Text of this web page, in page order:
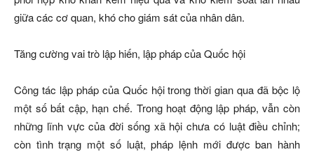
giữa các cơ quan, khó cho giám sát của nhân dân.
Tăng cường vai trò lập hiến, lập pháp của Quốc hội
Công tác lập pháp của Quốc hội trong thời gian qua đã bộc lộ
một số bất cập, hạn chế. Trong hoạt động lập pháp, vẫn còn
những lĩnh vực của đời sống xã hội chưa có luật điều chỉnh;
còn tình trạng một số luật, pháp lệnh mới được ban hành